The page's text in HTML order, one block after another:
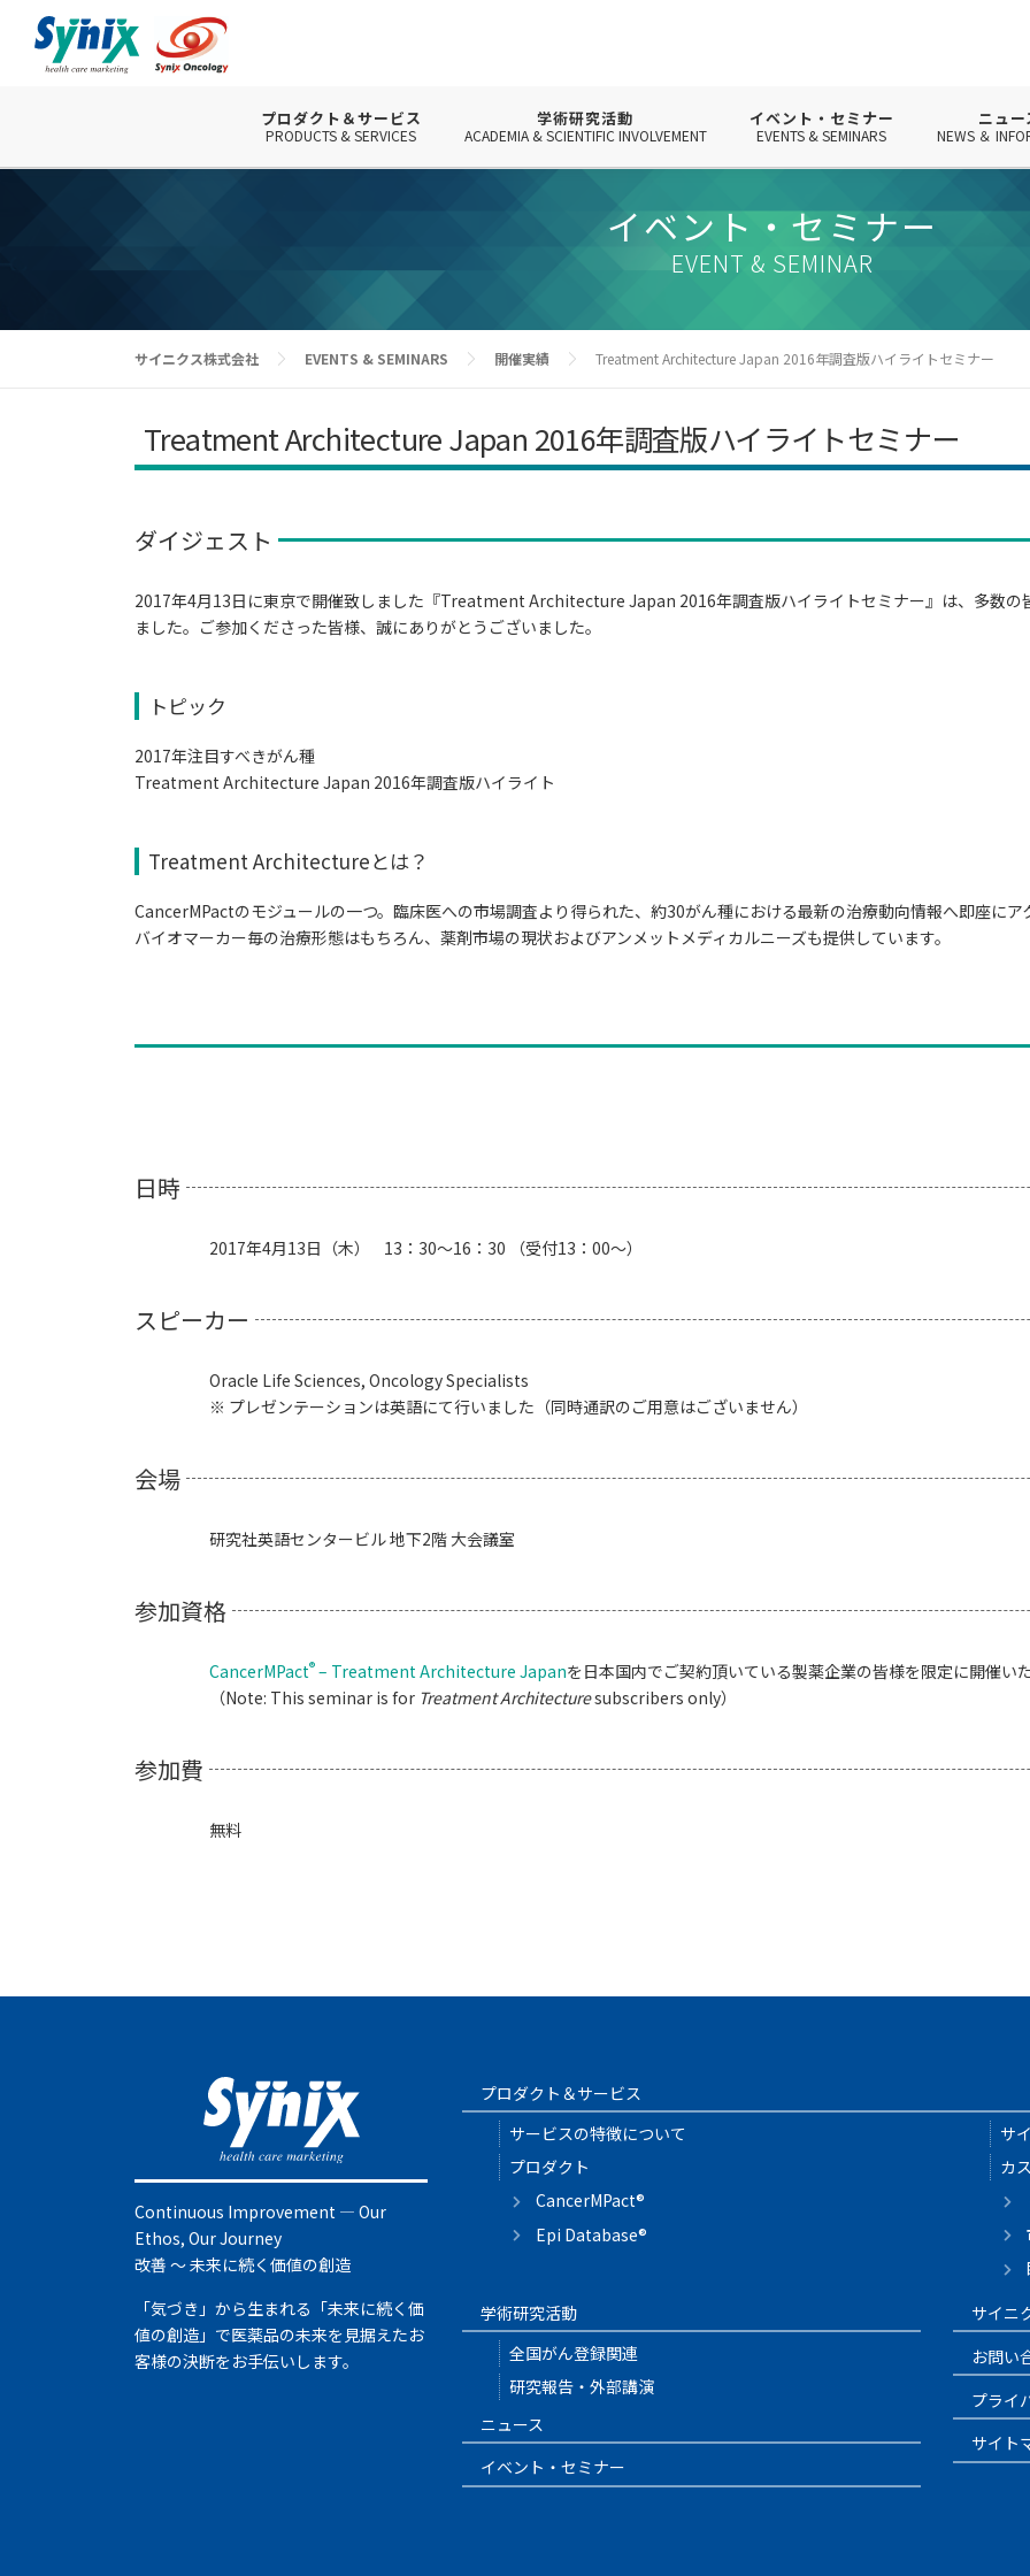
ス
プロダクト＆サービス
PRODUCTS & SERVICES
学術研究活動
ACADEMIA & SCIENTIFIC INVOLVEMENT
イベント・セミナー
EVENTS & SEMINARS
ニュー
NEWS ＆
イベント・セミナー
EVENT & SEMINAR
サイニクス株式会社 EVENTS & SEMINARS 開催実績 Treatment Architecture Japan 2016年調査版ハイライトセミナー
Treatment Architecture Japan 2016年調査版ハイライトセミナー
ダイジェスト
2017年4月13日に東京で開催致しました『Treatment Architecture Japan 2016年調査版ハイライトセミナー』は、多数の
ました。ご参加くださった皆様、誠にありがとうございました。
トピック
2017年注目すべきがん種
Treatment Architecture Japan 2016年調査版ハイライト
Treatment Architectureとは？
CancerMPactのモジュールの一つ。臨床医への市場調査より得られた、約30がん種における最新の治療動向情報へ即座に
バイオマーカー毎の治療形態はもちろん、薬剤市場の現状およびアンメットメディカルニーズも提供しています。
日時
2017年4月13日（木） 13：30～16：30 （受付13：00～）
スピーカー
Oracle Life Sciences, Oncology Specialists
※ プレゼンテーションは英語にて行いました（同時通訳のご用意はございません）
会場
研究社英語センタービル 地下2階 大会議室
参加資格
CancerMPact® – Treatment Architecture Japanを日本国内でご契約頂いている製薬企業の皆様を限定に開催い
（Note: This seminar is for Treatment Architecturesubscribers only）
参加費
無料
Continuous Improvement ― Our
Ethos, Our Journey
改善 ～ 未来に続く価値の創造
「気づき」から生まれる「未来に続く価
値の創造」で医薬品の未来を見据えたお
客様の決断をお手伝いします。
プロダクト＆サービス
サービスの特徴について
プロダクト
CancerMPact®
Epi Database®
サ
カ
学術研究活動
全国がん登録関連
研究報告・外部講演
ニュース
イベント・セミナー
サイニ
お問い
プライ
サイト